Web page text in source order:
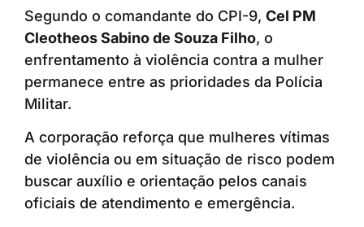
Segundo o comandante do CPI-9, Cel PM
Cleotheos Sabino de Souza Filho, o
enfrentamento à violência contra a mulher
permanece entre as prioridades da Polícia
Militar.
A corporação reforça que mulheres vítimas
de violência ou em situação de risco podem
buscar auxílio e orientação pelos canais
oficiais de atendimento e emergência.